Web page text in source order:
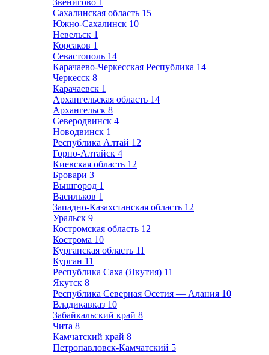
Звенигово 1
Сахалинская область 15
Южно-Сахалинск 10
Невельск 1
Корсаков 1
Севастополь 14
Карачаево-Черкесская Республика 14
Черкесск 8
Карачаевск 1
Архангельская область 14
Архангельск 8
Северодвинск 4
Новодвинск 1
Республика Алтай 12
Горно-Алтайск 4
Киевская область 12
Бровари 3
Вышгород 1
Васильков 1
Западно-Казахстанская область 12
Уральск 9
Костромская область 12
Кострома 10
Курганская область 11
Курган 11
Республика Саха (Якутия) 11
Якутск 8
Республика Северная Осетия — Алания 10
Владикавказ 10
Забайкальский край 8
Чита 8
Камчатский край 8
Петропавловск-Камчатский 5